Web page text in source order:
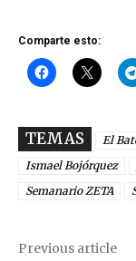
Comparte esto:
TEMAS El
Ismael Bojórquez
Semanario ZETA
Previous article